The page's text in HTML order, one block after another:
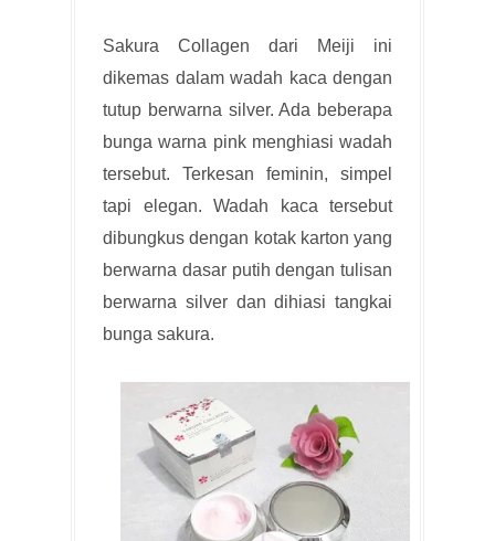
Sakura Collagen dari Meiji ini
dikemas dalam wadah kaca dengan
tutup berwarna silver. Ada beberapa
bunga warna pink menghiasi wadah
tersebut. Terkesan feminin, simpel
tapi elegan. Wadah kaca tersebut
dibungkus dengan kotak karton yang
berwarna dasar putih dengan tulisan
berwarna silver dan dihiasi tangkai
bunga sakura.